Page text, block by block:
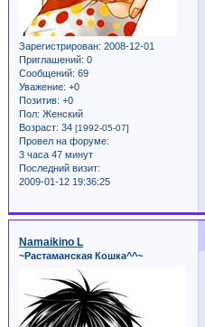
Зарегистрирован: 2008-12-01
Приглашений: 0
Сообщений: 69
Уважение: +0
Позитив: +0
Пол: Женский
Возраст: 34 [1992-05-07]
Провел на форуме:
3 часа 47 минут
Последний визит:
2009-01-12 19:36:25
Namaikino L
~Растаманская Кошка^^~